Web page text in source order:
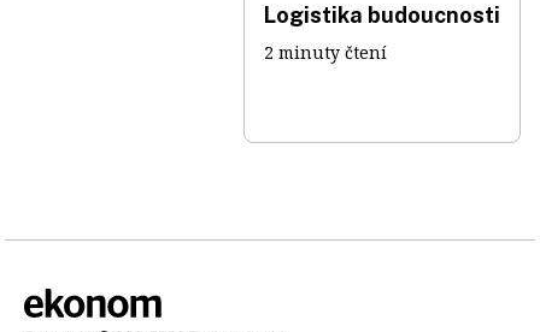
Logistika budoucnosti
2 minuty čtení